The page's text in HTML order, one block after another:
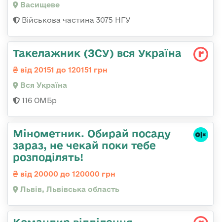
Васищеве
Військова частина 3075 НГУ
Такелажник (ЗСУ) вся Україна
від 20151 до 120151 грн
Вся Україна
116 ОМБр
Мінометник. Обирай посаду
зараз, не чекай поки тебе
розподілять!
від 20000 до 120000 грн
Львів, Львівська область